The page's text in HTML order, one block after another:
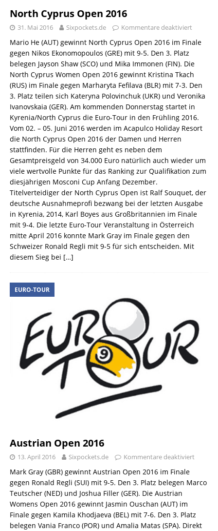
North Cyprus Open 2016
31. Mai 2016 Sixpockets.de Kommentare deaktiviert
Mario He (AUT) gewinnt North Cyprus Open 2016 im Finale
gegen Nikos Ekonomopoulos (GRE) mit 9-5. Den 3. Platz
belegen Jayson Shaw (SCO) und Mika Immonen (FIN). Die
North Cyprus Women Open 2016 gewinnt Kristina Tkach
(RUS) im Finale gegen Marharyta Fefilava (BLR) mit 7-3. Den
3. Platz teilen sich Kateryna Polovinchuk (UKR) und Veronika
Ivanovskaia (GER). Am kommenden Donnerstag startet in
Kyrenia/North Cyprus die Euro-Tour in den Frühling 2016.
Vom 02. – 05. Juni 2016 werden im Acapulco Holiday Resort
die North Cyprus Open 2016 der Damen und Herren
stattfinden. Für die Herren geht es neben dem
Gesamtpreisgeld von 34.000 Euro natürlich auch wieder um
viele wertvolle Punkte für das Ranking zur Qualifikation zum
diesjährigen Mosconi Cup Anfang Dezember.
Titelverteidiger der North Cyprus Open ist Ralf Souquet, der
deutsche Ausnahmeprofi bezwang bei der letzten Ausgabe
in Kyrenia, 2014, Karl Boyes aus Großbritannien im Finale
mit 9-4. Die letzte Euro-Tour Veranstaltung in Österreich
mitte April 2016 konnte Mark Gray im Finale gegen den
Schweizer Ronald Regli mit 9-5 für sich entscheiden. Mit
diesem Sieg bei […]
EURO-TOUR
Austrian Open 2016
13. April 2016 Sixpockets.de Kommentare deaktiviert
Mark Gray (GBR) gewinnt Austrian Open 2016 im Finale
gegen Ronald Regli (SUI) mit 9-5. Den 3. Platz belegen Marco
Teutscher (NED) und Joshua Filler (GER). Die Austrian
Womens Open 2016 gewinnt Jasmin Ouschan (AUT) im
Finale gegen Kamila Khodjaeva (BEL) mit 7-6. Den 3. Platz
belegen Vania Franco (POR) und Amalia Matas (SPA). Direkt